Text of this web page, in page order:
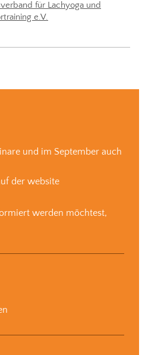
für Lachyoga und
e.V.
und im September auch
der website
werden möchtest,